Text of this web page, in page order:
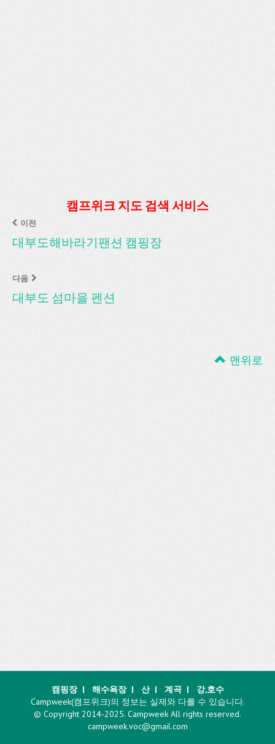
캠프위크 지도 검색 서비스
이전
대부도해바라기팬션 캠핑장
다음
대부도 섬마을 펜션
맨위로
캠핑장| 해수욕장| 산| 계곡|
강,호수
Campweek(캠프위크)의 정보는 실제와 다를 수 있습니다.
© Copyright 2014-2025. Campweek All rights reserved.
campweek.voc@gmail.com